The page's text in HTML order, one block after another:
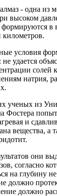
- одна из
высоком
в
километров.
условия
удается
натрия,
ученых из
Фостера
и
вещества, а
они
согласно
на глубину
должно
должно